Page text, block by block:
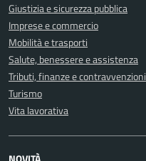
Giustizia e sicurezza pubblica
Imprese e commercio
Mobilità e trasporti
Salute, benessere e assistenza
Tributi, finanze e contravvenzioni
Turismo
Vita lavorativa